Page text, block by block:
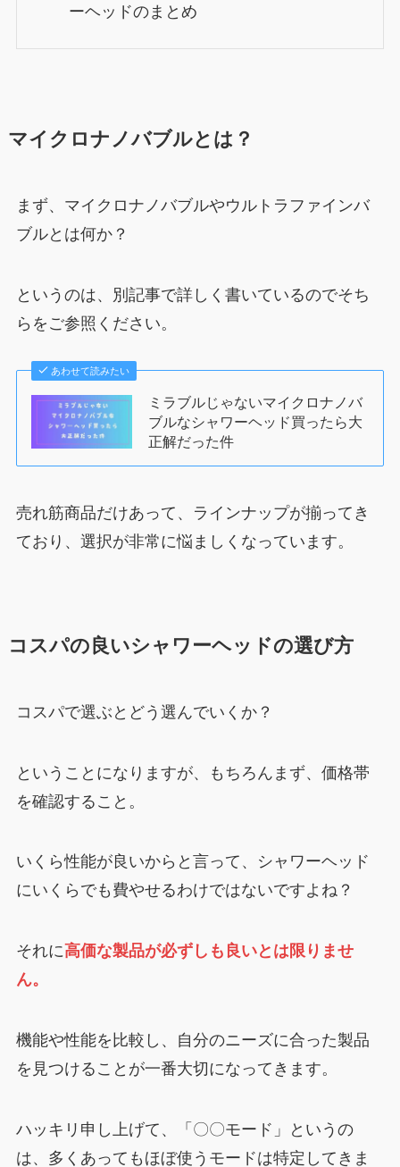
ーヘッドのまとめ
マイクロナノバブルとは？
まず、マイクロナノバブルやウルトラファインバ
ブルとは何か？
というのは、別記事で詳しく書いているのでそち
らをご参照ください。
あわせて読みたい
ミラブルじゃないマイクロナノバ
ブルなシャワーヘッド買ったら大
正解だった件
売れ筋商品だけあって、ラインナップが揃ってき
ており、選択が非常に悩ましくなっています。
コスパの良いシャワーヘッドの選び方
コスパで選ぶとどう選んでいくか？
ということになりますが、もちろんまず、価格帯
を確認すること。
いくら性能が良いからと言って、シャワーヘッド
にいくらでも費やせるわけではないですよね？
それに高価な製品が必ずしも良いとは限りませ
ん。
機能や性能を比較し、自分のニーズに合った製品
を見つけることが一番大切になってきます。
ハッキリ申し上げて、「〇〇モード」というの
は、多くあってもほぼ使うモードは特定してきま